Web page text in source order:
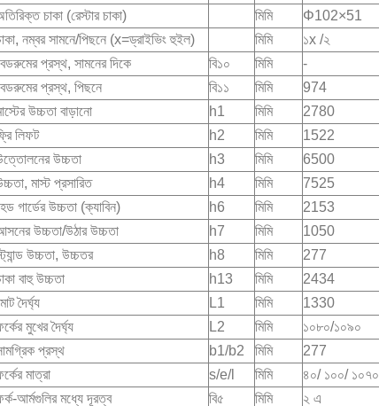
চাকা (রেস্টার চাকা)
মিমি
Φ102×51
নম্বর সামনে/পিছনে (x=ড্রাইভিং হুইল)
মিমি
১x /২
প্রস্থ, সামনের দিকে
বি১০ মিমি
-
প্রস্থ, পিছনে
বি১১ মিমি
974
উচ্চতা বাড়ানো
h1 মিমি
2780
লিফট
h2 মিমি
1522
উচ্চতা
h3 মিমি
6500
মাস্ট প্রসারিত
h4 মিমি
7525
গার্ডের উচ্চতা (ক্যাবিন)
h6 মিমি
2153
উচ্চতা/উঠার উচ্চতা
h7 মিমি
1050
উচ্চতা, উচ্চতর
h8 মিমি
277
বাহু উচ্চতা
h13 মিমি
2434
দৈর্ঘ্য
L1 মিমি
1330
মুখের দৈর্ঘ্য
L2 মিমি
১০৮০/১০৯০
প্রস্থ
b1/b2 মিমি
277
মাত্রা
s/e/l মিমি
৪০/ ১০০/ ১০৭০
আর্মগুলির মধ্যে দূরত্ব
বি৫ মিমি
২ এ